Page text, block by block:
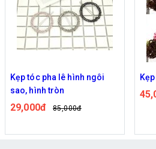
Kẹp tóc giả trẻ em
45,000đ 109,000đ
Cài